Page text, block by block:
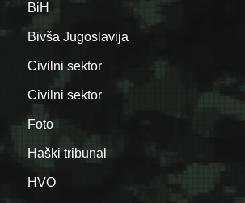
BiH
Bivša Jugoslavija
Civilni sektor
Civilni sektor
Foto
Haški tribunal
HVO